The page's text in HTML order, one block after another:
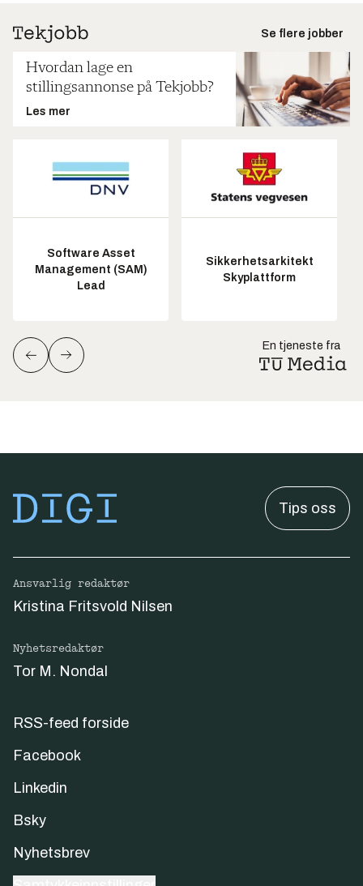
Se flere jobber
Hvordan lage en
stillingsannonse på Tekjobb?
Les mer
Software Asset
Management (SAM)
Lead
Sikkerhetsarkitekt
Skyplattform
En tjeneste fra
Tips oss
Ansvarlig redaktør
Kristina Fritsvold Nilsen
Nyhetsredaktør
Tor M. Nondal
RSS-feed forside
Facebook
Linkedin
Bsky
Nyhetsbrev